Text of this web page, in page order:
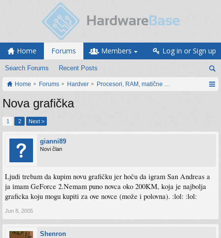
Home Forums
Search Forums Recent Posts
Members Log in or Sign up
Home Forums Hardver Procesori, RAM, matične ploče i grafičke
Nova grafička
1 2 Next >
gianni89
Novi član
Ljudi trebam da kupim novu grafičku jer hoču da igram San Andreas a
ja imam GeForce 2.Nemam puno novca oko 200KM, koja je najbolja
graficka koju mogu kupiti za ove novce (može i polovna). :lol: :lol:
Jun 8, 2005
Shenron